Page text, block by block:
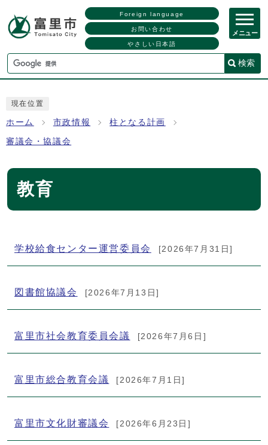
Foreign language
お問い合わせ
やさしい日本語
検索
メニュー
現在位置
ホーム 市政情報 柱となる計画
審議会・協議会
教育
メインメニュー
学校給食センター運営委員会 [2026年7月31日]
図書館協議会 [2026年7月13日]
富里市社会教育委員会議 [2026年7月6日]
富里市総合教育会議 [2026年7月1日]
富里市文化財審議会 [2026年6月23日]